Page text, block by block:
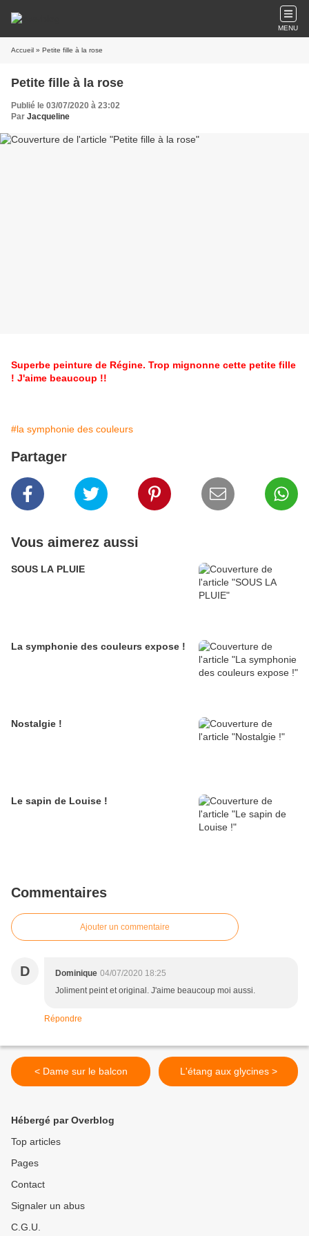
MENU
Accueil » Petite fille à la rose
Petite fille à la rose
Publié le 03/07/2020 à 23:02
Par Jacqueline
Superbe peinture de Régine. Trop mignonne cette petite fille
! J'aime beaucoup !!
#la symphonie des couleurs
Partager
Vous aimerez aussi
SOUS LA PLUIE
La symphonie des couleurs expose !
Nostalgie !
Le sapin de Louise !
Commentaires
Ajouter un commentaire
D Dominique 04/07/2020 18:25
Joliment peint et original. J'aime beaucoup moi aussi.
Répondre
< Dame sur le balcon L'étang aux glycines >
Hébergé par Overblog
Top articles
Pages
Contact
Signaler un abus
C.G.U.